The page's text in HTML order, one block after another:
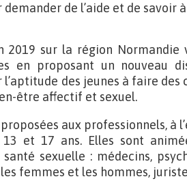
de l’aide et de savoir
2019 sur la région Normandie
en proposant un nouveau
des jeunes à faire
être affectif et sexuel.
aux professionnels, à
et 17 ans. Elles sont
sexuelle : médecins,
femmes et les hommes,